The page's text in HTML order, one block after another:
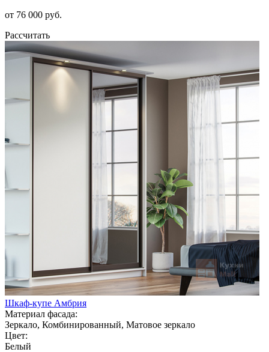
от 76 000 руб.
Рассчитать
Шкаф-купе Амбрия
Материал фасада:
Зеркало, Комбинированный, Матовое зеркало
Цвет:
Белый